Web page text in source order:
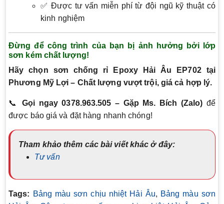
✅ Được tư vấn miễn phí từ đội ngũ kỹ thuật có
kinh nghiệm
Đừng để công trình của bạn bị ảnh hưởng bởi lớp
sơn kém chất lượng!
Hãy chọn sơn chống rỉ Epoxy Hải Âu EP702 tại
Phương Mỹ Lợi – Chất lượng vượt trội, giá cả hợp lý.
📞 Gọi ngay 0378.963.505 – Gặp Ms. Bích (Zalo) để
được báo giá và đặt hàng nhanh chóng!
Tham khảo thêm các bài viết khác ở đây:
Tư vấn
Tags: Bảng màu sơn chịu nhiệt Hải Âu, Bảng màu sơn